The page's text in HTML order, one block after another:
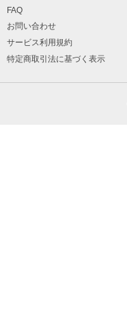
FAQ
お問い合わせ
サービス利用規約
特定商取引法に基づく表示